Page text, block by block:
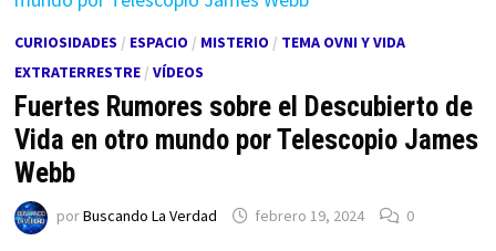
CURIOSIDADES / ESPACIO / MISTERIO / TEMA OVNI Y VIDA
EXTRATERRESTRE/ VÍDEOS
Fuertes Rumores sobre el Descubierto de
Vida en otro mundo por Telescopio James
Webb
porBuscando La Verdad febrero 19, 2024 0